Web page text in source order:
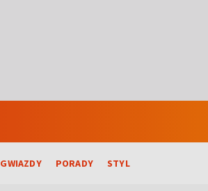
GWIAZDY PORADY STYL